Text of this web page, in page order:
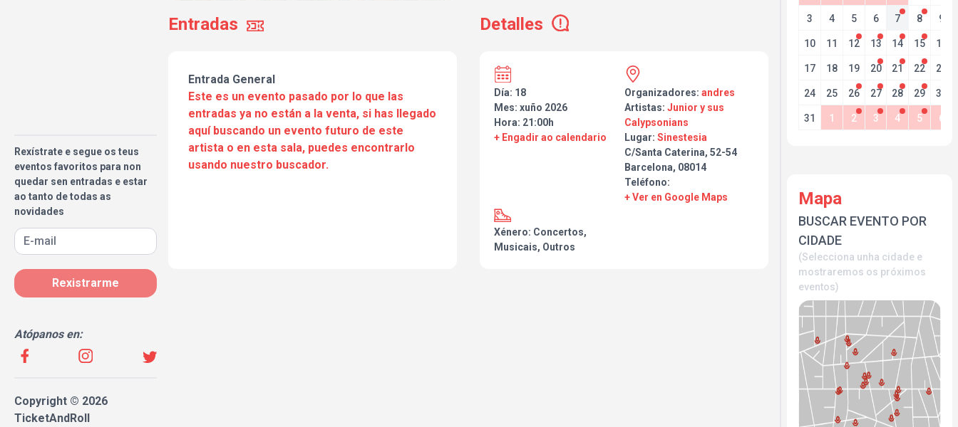
Rexístrate e segue os teus
eventos favoritos para non
quedar sen entradas e estar
ao tanto de todas as
novidades
Rexistrarme
Atópanos en:
Copyright © 2026
TicketAndRoll
Entradas Detalles
Entrada General
Este es un evento pasado por lo que las
entradas ya no están a la venta, si has llegado
aquí buscando un evento futuro de este
artista o en esta sala, puedes encontrarlo
usando nuestro buscador.
Día: 18
Mes: xuño 2026
Hora: 21:00h
+ Engadir ao calendario
Organizadores: andres
Artistas: Junior y sus
Calypsonians
Lugar: Sinestesia
C/Santa Caterina, 52-54
Barcelona, 08014
Teléfono:
+ Ver en Google Maps
Xénero: Concertos,
Musicais, Outros
3 4 5 6 7 8 9
10 11 12 13 14 15 16
17 18 19 20 21 22 23
24 25 26 27 28 29 30
31 1 2 3 4 5 6
Mapa
BUSCAR EVENTO POR
CIDADE
(Selecciona unha cidade e
mostraremos os próximos
eventos)